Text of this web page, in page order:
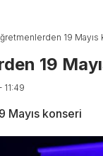
19 Mayıs
19
11:49
Mayıs konseri